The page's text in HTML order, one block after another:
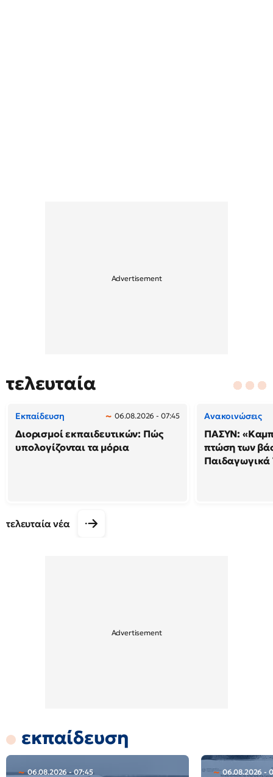
τελευταία
Εκπαίδευση 06.08.2026 - 07:45
Διορισμοί εκπαιδευτικών: Πώς
υπολογίζονται τα μόρια
Ανακοινώσεις
ΠΑΣΥΝ:
πτώση των
Παιδαγωγικά
τελευταία νέα
εκπαίδευση
06.08.2026 - 07:45 06.08.2026 -